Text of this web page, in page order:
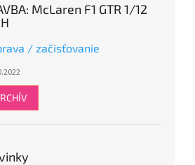
McLaren F1 GTR 1/12
/ začisťovanie